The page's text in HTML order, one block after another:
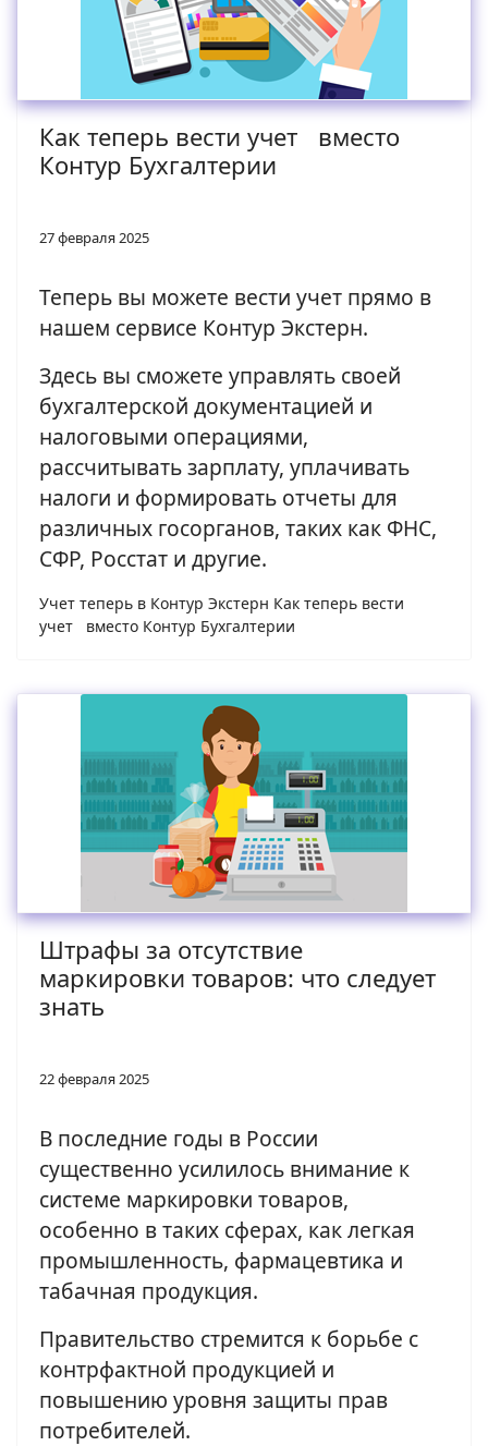
Как теперь вести учет вместо
Контур Бухгалтерии
27 февраля 2025
Теперь вы можете вести учет прямо в
нашем сервисе Контур Экстерн.
Здесь вы сможете управлять своей
бухгалтерской документацией и
налоговыми операциями,
рассчитывать зарплату, уплачивать
налоги и формировать отчеты для
различных госорганов, таких как ФНС,
СФР, Росстат и другие.
Учет теперь в Контур Экстерн Как теперь вести
учет вместо Контур Бухгалтерии
Штрафы за отсутствие
маркировки товаров: что следует
знать
22 февраля 2025
В последние годы в России
существенно усилилось внимание к
системе маркировки товаров,
особенно в таких сферах, как легкая
промышленность, фармацевтика и
табачная продукция.
Правительство стремится к борьбе с
контрфактной продукцией и
повышению уровня защиты прав
потребителей.